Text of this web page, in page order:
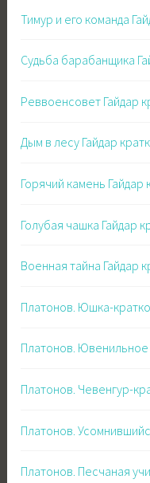
Тимур и его команда
Судьба барабанщика
Реввоенсовет Гайдар
Дым в лесу Гайдар
Горячий камень
Голубая чашка Гайдар
Военная тайна Гайдар
Платонов. Юшка-
Платонов.
Платонов. Чевенгур-
Платонов.
Платонов. Песчаная